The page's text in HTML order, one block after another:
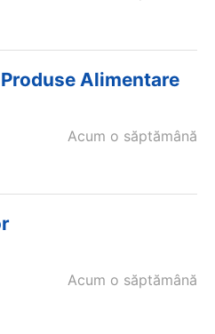
Alimentare
Acum o săptămână
Acum o săptămână